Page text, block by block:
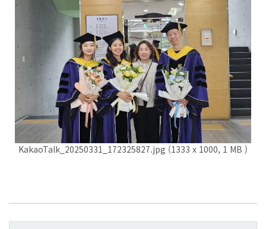
KakaoTalk_20250331_172325827.jpg (1333 x 1000, 1 MB )